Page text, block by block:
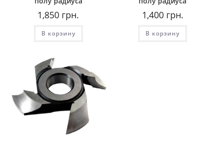
1,850 грн.
В корзину
1,400грн.
В корзину